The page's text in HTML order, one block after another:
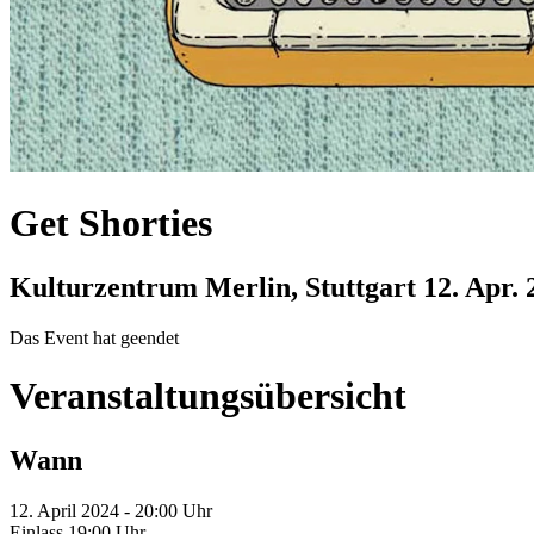
Get Shorties
Kulturzentrum Merlin, Stuttgart 12. Apr.
Das Event hat geendet
Veranstaltungsübersicht
Wann
12. April 2024 - 20:00 Uhr